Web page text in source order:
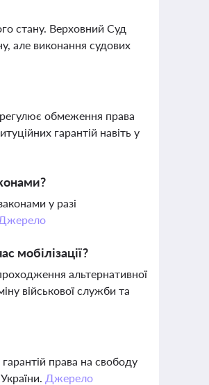
стану. Верховний Суд
але виконання судових
обмеження права
гарантій навіть у
у разі
мобілізації?
альтернативної
військової служби та
права на свободу
Джерело